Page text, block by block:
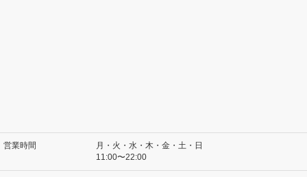
営業時間
月・火・水・木・金・土・日
11:00〜22:00